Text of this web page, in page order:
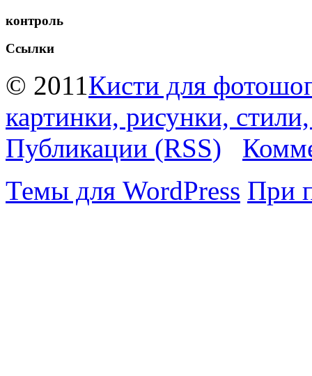
контроль
Ссылки
© 2011Кисти для
картинки, рисунки,
Публикации (RSS)
Темы для WordPress При